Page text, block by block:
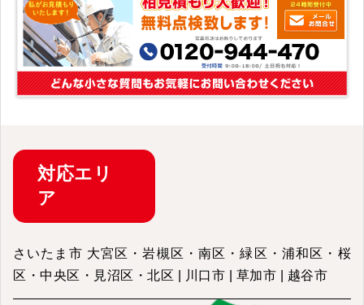
対応エリ
ア
さいたま市 大宮区・岩槻区・南区・緑区・浦和区・桜
区・中央区・見沼区・北区 | 川口市 | 草加市 | 越谷市